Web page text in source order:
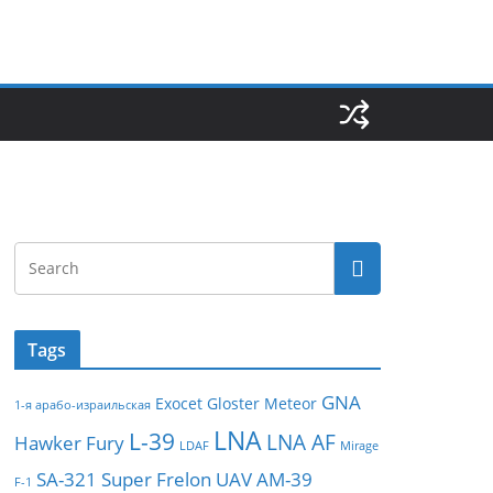
Tags
1-я арабо-израильская Exocet Gloster Meteor GNA
Hawker Fury L-39 LDAF LNA LNA AF Mirage
F-1 SA-321 Super Frelon UAVАМ-39